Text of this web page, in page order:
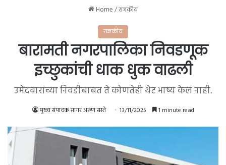
Home/राजकीय
राजकीय
बारामती नगरपालिका निवडणूक
इच्छुकांची धाक धुक वाढली
उमेदवारांच्या निवडीबाबत ते कोणतेही थेट भाष्य केलं नाही.
मुख्य संपादक सागर अरुण सस्ते 13/11/2025 1 minute read